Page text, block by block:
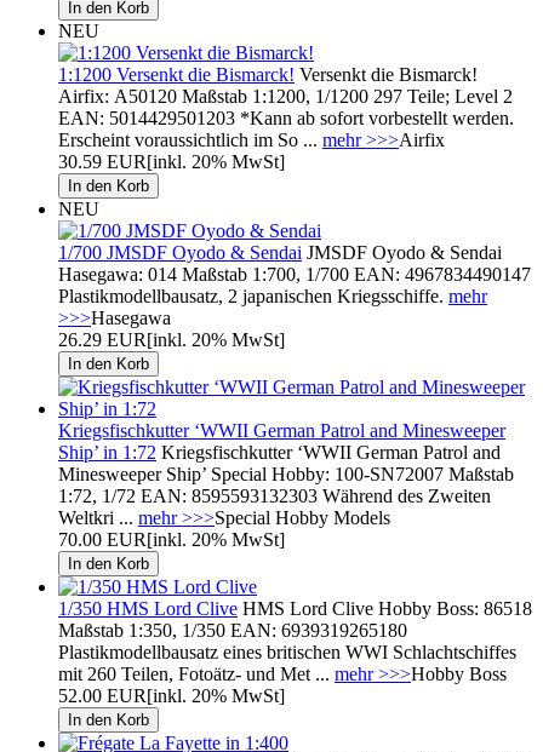
NEU
1:1200 Versenkt die Bismarck! Versenkt die Bismarck!
Airfix: A50120 Maßstab 1:1200, 1/1200 297 Teile; Level 2
EAN: 5014429501203 *Kann ab sofort vorbestellt werden.
Erscheint voraussichtlich im So ... mehr >>>Airfix
30.59 EUR[inkl. 20% MwSt]
NEU
1/700 JMSDF Oyodo & Sendai JMSDF Oyodo & Sendai
Hasegawa: 014 Maßstab 1:700, 1/700 EAN: 4967834490147
Plastikmodellbausatz, 2 japanischen Kriegsschiffe. mehr
>>>Hasegawa
26.29 EUR[inkl. 20% MwSt]
Kriegsfischkutter ‘WWII German Patrol and Minesweeper
Ship’ in 1:72 Kriegsfischkutter ‘WWII German Patrol and
Minesweeper Ship’ Special Hobby: 100-SN72007 Maßstab
1:72, 1/72 EAN: 8595593132303 Während des Zweiten
Weltkri ... mehr >>>Special Hobby Models
70.00 EUR[inkl. 20% MwSt]
1/350 HMS Lord Clive HMS Lord Clive Hobby Boss: 86518
Maßstab 1:350, 1/350 EAN: 6939319265180
Plastikmodellbausatz eines britischen WWI Schlachtschiffes
mit 260 Teilen, Fotoätz- und Met ... mehr >>>Hobby Boss
52.00 EUR[inkl. 20% MwSt]